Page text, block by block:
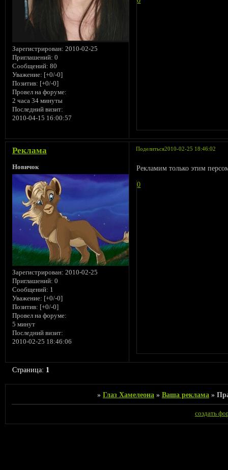
Зарегистрирован: 2010-02-25
Приглашений: 0
Сообщений: 80
Уважение: [+0/-0]
Позитив: [+0/-0]
Провел на форуме:
2 часа 34 минуты
Последний визит:
2010-04-15 16:00:57
Поделиться2010-02-25 18:46:02
Реклама
Новичок
Зарегистрирован: 2010-02-25
Приглашений: 0
Сообщений: 1
Уважение: [+0/-0]
Позитив: [+0/-0]
Провел на форуме:
5 минут
Последний визит:
2010-02-25 18:46:06
Рекламим только этим
0
Страница: 1
» Глаз Хамелеона » Ваша реклама »
создать